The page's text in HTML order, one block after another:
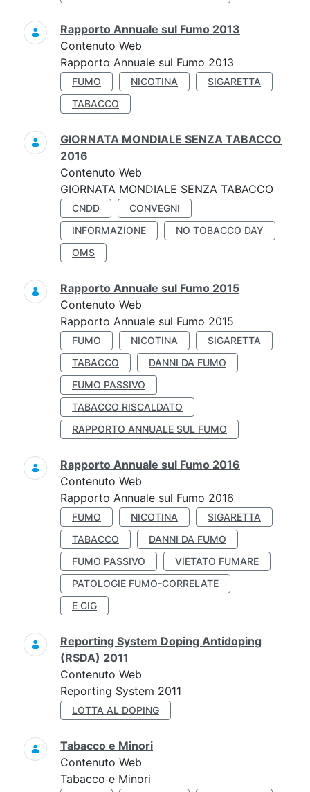
Rapporto Annuale sul Fumo 2013
Contenuto Web
Rapporto Annuale sul Fumo 2013
FUMO NICOTINA
SIGARETTA
TABACCO
GIORNATA MONDIALE SENZA TABACCO
2016
Contenuto Web
GIORNATA MONDIALE SENZA TABACCO
CNDD
CONVEGNI
INFORMAZIONE
NO TOBACCO DAY
OMS
Rapporto Annuale sul Fumo 2015
Contenuto Web
Rapporto Annuale sul Fumo 2015
FUMO NICOTINA
SIGARETTA
TABACCO
DANNI DA FUMO
FUMO PASSIVO
TABACCO RISCALDATO
RAPPORTO ANNUALE SUL FUMO
Rapporto Annuale sul Fumo 2016
Contenuto Web
Rapporto Annuale sul Fumo 2016
FUMO NICOTINA
SIGARETTA
TABACCO
DANNI DA FUMO
FUMO PASSIVO
VIETATO FUMARE
PATOLOGIE FUMO-CORRELATE
E CIG
Reporting System Doping Antidoping
(RSDA) 2011
Contenuto Web
Reporting System 2011
LOTTA AL DOPING
Tabacco e Minori
Contenuto Web
Tabacco e Minori